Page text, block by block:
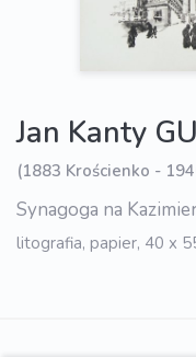
Jan Kanty
(1883 Krościenko -
Synagoga na
litografia, papier, 40 x